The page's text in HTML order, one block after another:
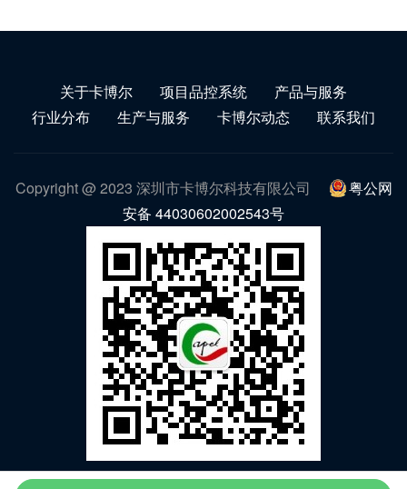
关于卡博尔 项目品控系统
产品与服务
行业分布
生产与服务 卡博尔动态 联系我们
Copyright @ 2023 深圳市卡博尔科技有限公司
粤公网
安备 44030602002543号
微信公众号